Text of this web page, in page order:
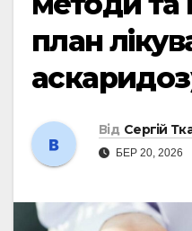
план
Від Сергій
БЕР 20, 2026